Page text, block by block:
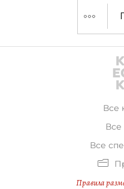
Все
Все
Правила